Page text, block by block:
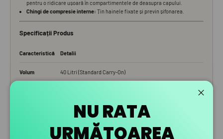
NU RATA
URMĂTOAREA